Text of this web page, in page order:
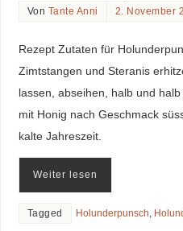
Von Tante Anni 2. November
Rezept Zutaten für
Zimtstangen und Steranis
lassen, abseihen, halb und
mit Honig nach Geschmack
kalte Jahreszeit.
Weiter lesen
Tagged Holunderpunsch